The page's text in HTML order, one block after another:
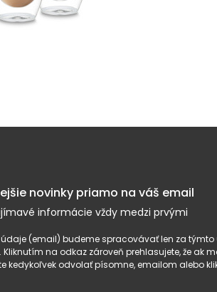
novinky priamo na váš email
informácie vždy medzi prvými
údaje (email) budeme spracovávať len za
Kliknutím na odkaz zároveň prehlasujete, že
kedykoľvek odvolať písomne, emailom alebo